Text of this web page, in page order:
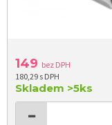
149 bez DPH
180,29 s DPH
Skladem >5ks
−